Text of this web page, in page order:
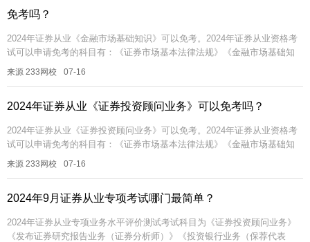
免考吗？
2024年证券从业《金融市场基础知识》可以免考。2024年证券从业资格考
试可以申请免考的科目有：《证券市场基本法律法规》《金融市场基础知
识》《证券投资顾问业务》《发布证券研究报告业务（分析师）》。每个...
来源 233网校 07-16
2024年证券从业《证券投资顾问业务》可以免考吗？
2024年证券从业《证券投资顾问业务》可以免考。2024年证券从业资格考
试可以申请免考的科目有：《证券市场基本法律法规》《金融市场基础知
识》《证券投资顾问业务》《发布证券研究报告业务（分析师）》。每个...
来源 233网校 07-16
2024年9月证券从业专项考试哪门最简单？
2024年证券从业专项业务水平评价测试考试科目为《证券投资顾问业务》
《发布证券研究报告业务（证券分析师）》《投资银行业务（保荐代表